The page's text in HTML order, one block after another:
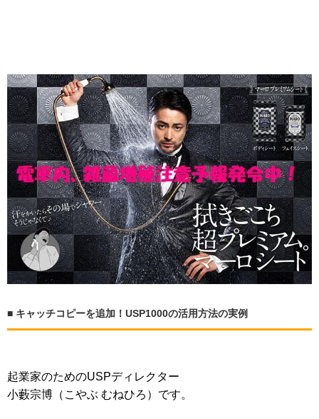
■ キャッチコピーを追加！USP1000の活用方法の実例
起業家のためのUSPディレクター
小藪宗博（こやぶ むねひろ）です。